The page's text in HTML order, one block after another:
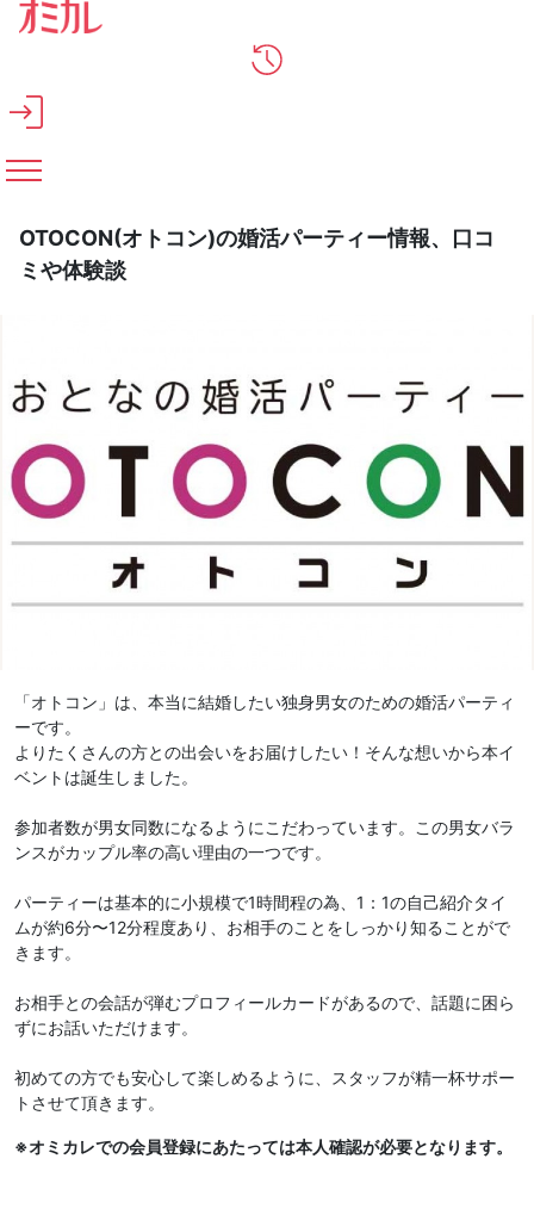
メインコンテンツへスキップ
OTOCON(オトコン)の婚活パーティー情報、口コ
ミや体験談
「オトコン」は、本当に結婚したい独身男女のための婚活パーティ
ーです。
よりたくさんの方との出会いをお届けしたい！そんな想いから本イ
ベントは誕生しました。
参加者数が男女同数になるようにこだわっています。この男女バラ
ンスがカップル率の高い理由の一つです。
パーティーは基本的に小規模で1時間程の為、1：1の自己紹介タイ
ムが約6分〜12分程度あり、お相手のことをしっかり知ることがで
きます。
お相手との会話が弾むプロフィールカードがあるので、話題に困ら
ずにお話いただけます。
初めての方でも安心して楽しめるように、スタッフが精一杯サポー
トさせて頂きます。
※オミカレでの会員登録にあたっては本人確認が必要となります。